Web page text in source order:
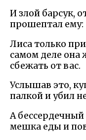
И злой барсук,
прошептал ему:
Лиса только
самом деле она
сбежать от вас.
Услышав это,
палкой и убил
А бессердечный
мешка еды и